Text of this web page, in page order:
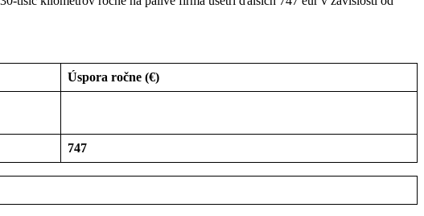
Úspora ročne (€)
747